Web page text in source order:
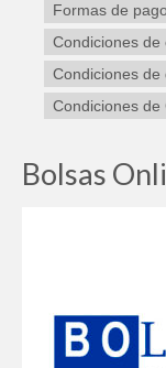
Formas de pago.
Condiciones de
Condiciones de
Condiciones de
Bolsas